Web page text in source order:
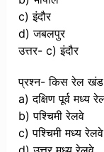
c) इंदौर
d) जबलपुर
उत्तर- c) इंदौर
प्रश्न- किस रेल
a) दक्षिण पूर्व मध्य
b) पश्चिमी रेलवे
c) पश्चिमी मध्य रेलवे